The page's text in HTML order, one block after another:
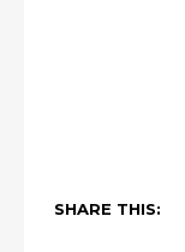
SHARE THIS: